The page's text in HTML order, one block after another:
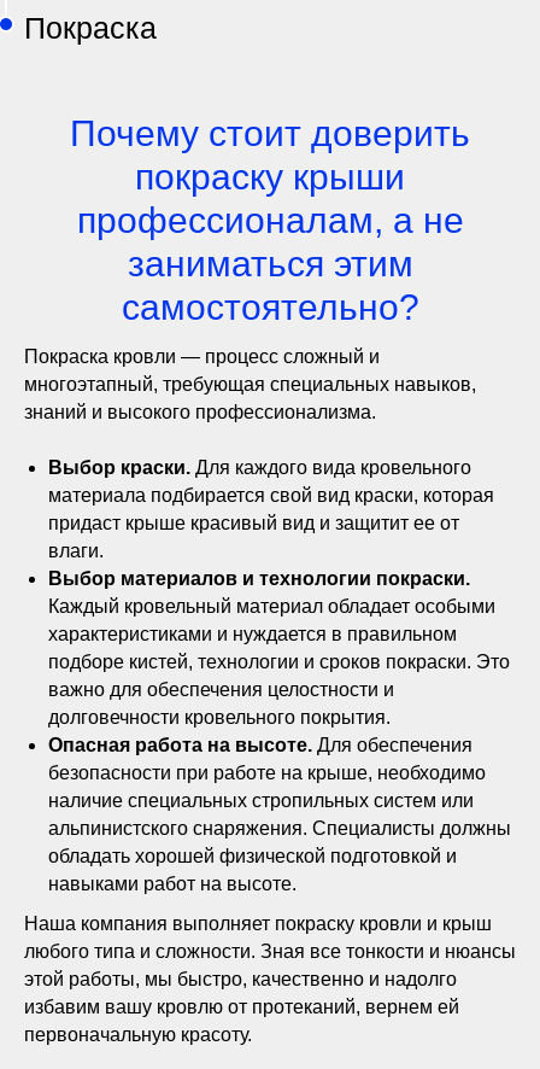
Покраска
Почему стоит доверить
покраску крыши
профессионалам, а не
заниматься этим
самостоятельно?
Покраска кровли — процесс сложный и
многоэтапный, требующая специальных навыков,
знаний и высокого профессионализма.
Выбор краски. Для каждого вида кровельного
материала подбирается свой вид краски, которая
придаст крыше красивый вид и защитит ее от
влаги.
Выбор материалов и технологии покраски.
Каждый кровельный материал обладает особыми
характеристиками и нуждается в правильном
подборе кистей, технологии и сроков покраски. Это
важно для обеспечения целостности и
долговечности кровельного покрытия.
Опасная работа на высоте. Для обеспечения
безопасности при работе на крыше, необходимо
наличие специальных стропильных систем или
альпинистского снаряжения. Специалисты должны
обладать хорошей физической подготовкой и
навыками работ на высоте.
Наша компания выполняет покраску кровли и крыш
любого типа и сложности. Зная все тонкости и нюансы
этой работы, мы быстро, качественно и надолго
избавим вашу кровлю от протеканий, вернем ей
первоначальную красоту.